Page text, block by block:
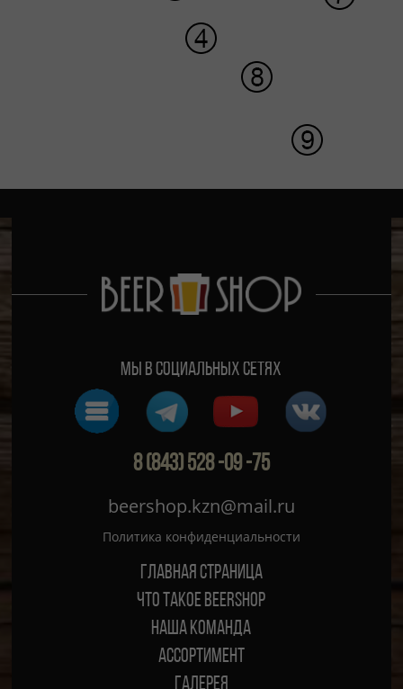
Мы в социальных сетях
8 (843) 528 -09 -75
beershop.kzn@mail.ru
Политика конфиденциальности
Главная страница
ЧТО ТАКОЕ BEERSHOP
Наша команда
Ассортимент